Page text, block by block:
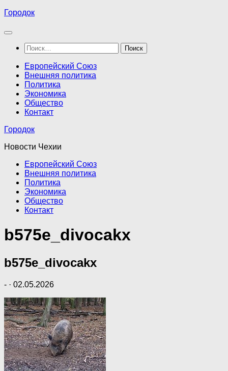
Перейти
содержимому
Городок
Найти:
Европейский Союз
Внешняя политика
Политика
Экономика
Общество
Контакт
Городок
Новости Чехии
Европейский Союз
Внешняя политика
Политика
Экономика
Общество
Контакт
b575e_divocakx
b575e_divocakx
- · 02.05.2026